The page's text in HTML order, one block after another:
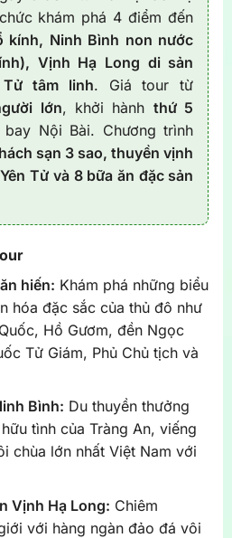
khám phá 4 điểm đến
kính, Ninh Bình non nước
Vịnh Hạ Long di sản
Tử tâm linh. Giá tour từ
lớn, khởi hành thứ 5
Nội Bài. Chương trình
sạn 3 sao, thuyền vịnh
Tử và 8 bữa ăn đặc sản
hiến: Khám phá những biểu
hóa đặc sắc của thủ đô như
Hồ Gươm, đền Ngọc
Tử Giám, Phủ Chủ tịch và
Bình: Du thuyền thưởng
tình của Tràng An, viếng
chùa lớn nhất Việt Nam với
Vịnh Hạ Long: Chiêm
với hàng ngàn đảo đá vôi